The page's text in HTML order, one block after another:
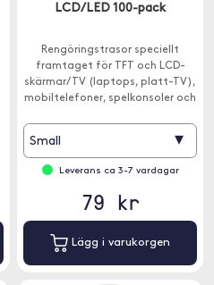
LCD/LED 100-pack
Rengöringstrasor speciellt
framtaget för TFT och LCD-
skärmar/TV (laptops, platt-TV),
mobiltelefoner, spelkonsoler och
Small ▾
Leverans ca 3-7 vardagar
79 kr
Lägg i varukorgen